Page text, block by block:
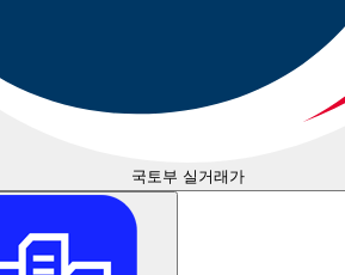
국토부 실거래가